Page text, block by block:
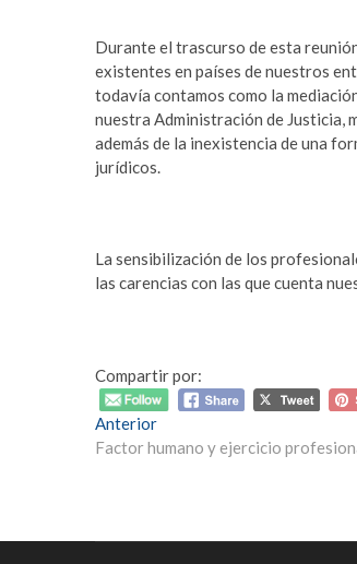
Durante el trascurso de esta
existentes en países de nuestros
todavía contamos como la
nuestra Administración de Justicia,
además de la inexistencia de una
jurídicos.
La sensibilización de los
las carencias con las que cuenta
Compartir por:
Navegación
de
AnteriorEntrada
anterior:
Factor humano y ejercicio